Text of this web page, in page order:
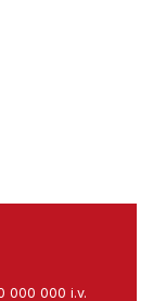
000 000 i.v.